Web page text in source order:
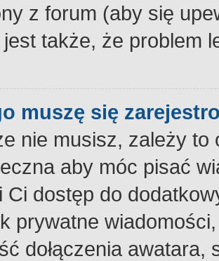
z forum (aby się
także, że problem
muszę się
nie musisz, zależy
aby móc pisać
Ci dostęp do
prywatne
dołączenia